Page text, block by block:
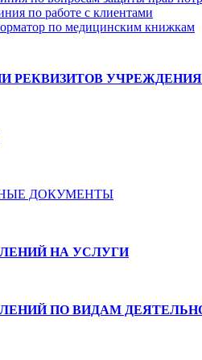
по работе с клиентами
по медицинским книжкам
РЕКВИЗИТОВ УЧРЕЖДЕНИЯ
ДОКУМЕНТЫ
НА УСЛУГИ
ПО ВИДАМ